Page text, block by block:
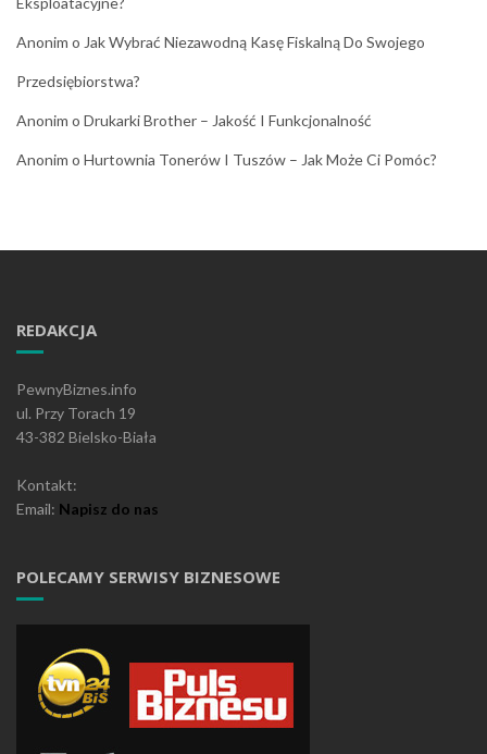
Anonim o Jak Wybrać Niezawodną Kasę Fiskalną Do Swojego
Przedsiębiorstwa?
Anonim o Drukarki Brother – Jakość I Funkcjonalność
Anonim o Hurtownia Tonerów I Tuszów – Jak Może Ci Pomóc?
REDAKCJA
PewnyBiznes.info
ul. Przy Torach 19
43-382 Bielsko-Biała
Kontakt:
Email: Napisz do nas
POLECAMY SERWISY BIZNESOWE